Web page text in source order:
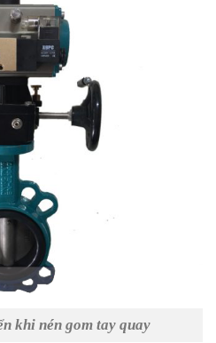
khi nén gom tay quay